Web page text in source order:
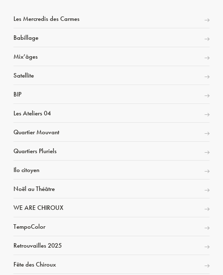
Les Mercredis des Carmes
Babillage
Mix’âges
Satellite
BIP
Les Ateliers 04
Quartier Mouvant
Quartiers Pluriels
Ilo citoyen
Noël au Théâtre
WE ARE CHIROUX
TempoColor
Retrouvailles 2025
Fête des Chiroux